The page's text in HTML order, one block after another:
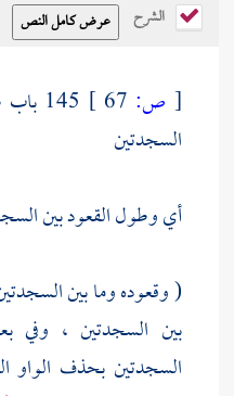
الشرح
[ ص:
145
السجدتين
أي وطول القعود بين
( وقعوده وما بين
بين السجدتين ، وفي
السجدتين بحذف الواو